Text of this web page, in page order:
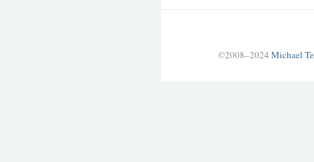
©2008–2024 Michael